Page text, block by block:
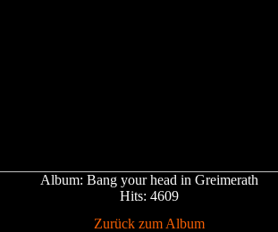
Album: Bang your head in Greimerath
Hits: 4609
Zurück zum Album